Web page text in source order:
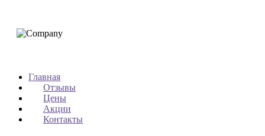
Главная
Отзывы
Цены
Акции
Контакты